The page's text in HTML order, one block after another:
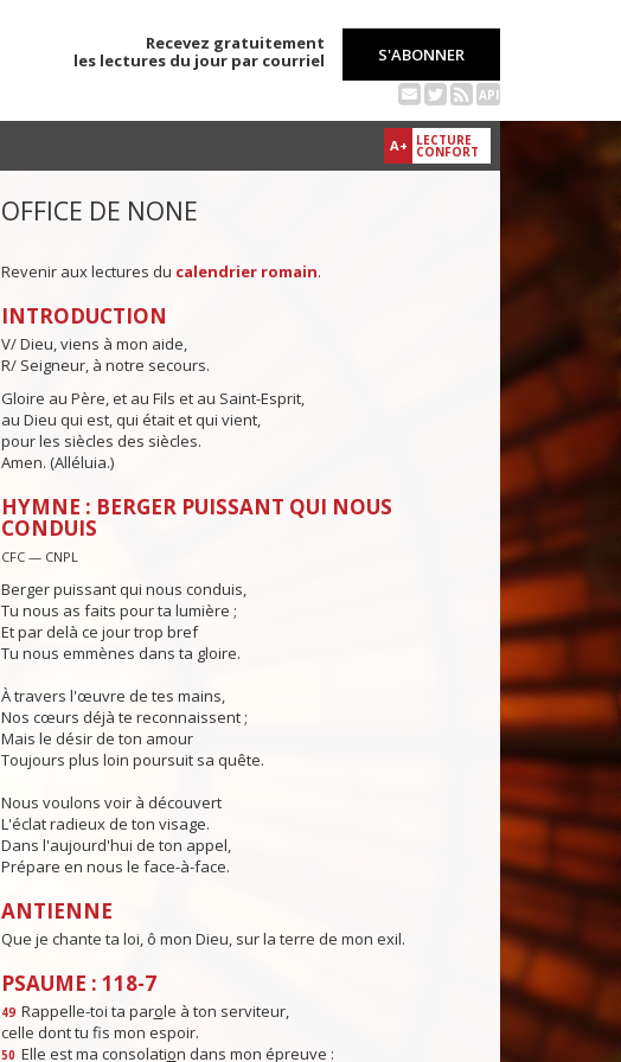
Recevez gratuitement
les lectures du jour par courriel
S'ABONNER
API
A+ LECTURE
CONFORT
OFFICE DE NONE
Revenir aux lectures du calendrier romain.
INTRODUCTION
V/ Dieu, viens à mon aide,
R/ Seigneur, à notre secours.
Gloire au Père, et au Fils et au Saint-Esprit,
au Dieu qui est, qui était et qui vient,
pour les siècles des siècles.
Amen. (Alléluia.)
HYMNE : BERGER PUISSANT QUI NOUS
CONDUIS
CFC — CNPL
Berger puissant qui nous conduis,
Tu nous as faits pour ta lumière ;
Et par delà ce jour trop bref
Tu nous emmènes dans ta gloire.
À travers l'œuvre de tes mains,
Nos cœurs déjà te reconnaissent ;
Mais le désir de ton amour
Toujours plus loin poursuit sa quête.
Nous voulons voir à découvert
L'éclat radieux de ton visage.
Dans l'aujourd'hui de ton appel,
Prépare en nous le face-à-face.
ANTIENNE
Que je chante ta loi, ô mon Dieu, sur la terre de mon exil.
PSAUME : 118-7
49 Rappelle-toi ta parole à ton serviteur,
celle dont tu fs mon espoir.
50 Elle est ma consolation dans mon épreuve :